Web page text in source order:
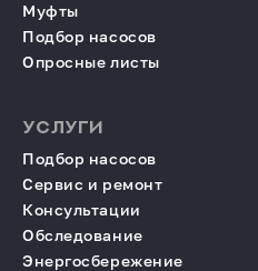
Муфты
Подбор насосов
Опросные листы
УСЛУГИ
Подбор насосов
Сервис и ремонт
Консультации
Обследование
Энергосбережение